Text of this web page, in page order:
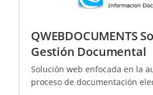
QWEBDOCUMENTS
Gestión Documental
Solución web enfocada en la
proceso de documentación